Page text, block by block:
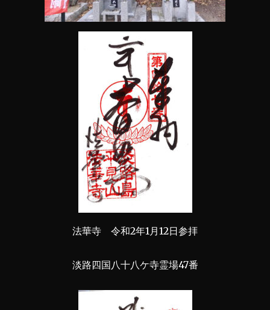
法華寺 令和2年1月12日参拝
淡路四国八十八ケ寺霊場47番